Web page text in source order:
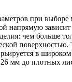
при выборе
напрямую
чем больше
в широком
мм до плотных